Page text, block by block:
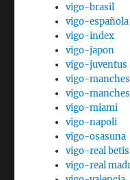
vigo-brasil
vigo-española
vigo-index
vigo-japon
vigo-juventus
vigo-
vigo-
vigo-miami
vigo-napoli
vigo-osasuna
vigo-real betis
vigo-real